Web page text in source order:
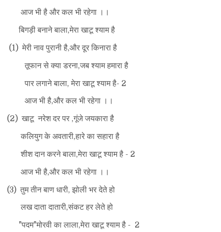
आज भी है और कल भी रहेगा ।।
बिगड़ी बनाने बाला,मेरा खाटू श्याम है
(1) मेरी नाव पुरानी है,और दूर किनारा है
तूफान से क्या डरना,जब श्याम हमारा है
पार लगाने बाला, मेरा खाटू श्याम है- 2
आज भी है,और कल भी रहेगा ।।
(2) खाटू नरेश दर पर ,गूंजे जयकारा है
कलियुग के अवतारी,हारे का सहारा है
शीश दान करने बाला,मेरा खाटू श्याम है - 2
आज भी है,और कल भी रहेगा ।।
(3) तुम तीन बाण धारी, झोली भर देते हो
लख दाता दातारी,संकट हर लेते हो
"पदम"मोरवी का लाला,मेरा खाटू श्याम है - 2